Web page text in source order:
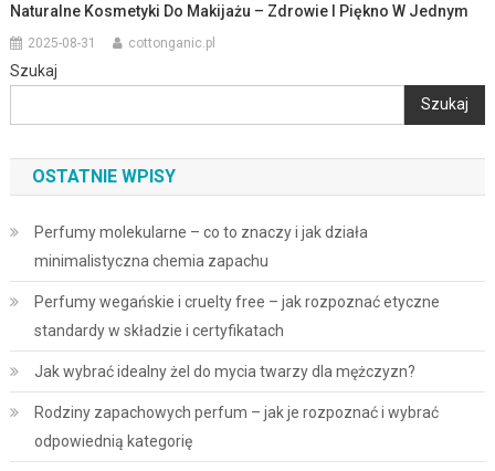
Naturalne Kosmetyki Do Makijażu – Zdrowie I Piękno W Jednym
2025-08-31 cottonganic.pl
Szukaj
Szukaj
OSTATNIE WPISY
Perfumy molekularne – co to znaczy i jak działa
minimalistyczna chemia zapachu
Perfumy wegańskie i cruelty free – jak rozpoznać etyczne
standardy w składzie i certyfikatach
Jak wybrać idealny żel do mycia twarzy dla mężczyzn?
Rodziny zapachowych perfum – jak je rozpoznać i wybrać
odpowiednią kategorię